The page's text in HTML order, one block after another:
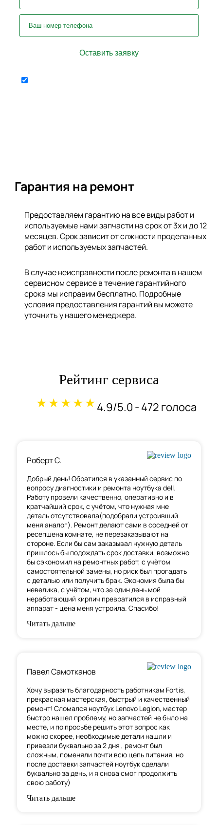
Гарантия на ремонт
Предоставляем гарантию на все виды работ и
используемые нами запчасти на срок от 3х и до 12
месяцев. Срок зависит от слжности проделанных
работ и используемых запчастей.
В случае неисправности после ремонта в нашем
сервисном сервисе в течение гарантийного
срока мы исправим бесплатно. Подробные
условия предоставления гарантий вы можете
уточнить у нашего менеджера.
Рейтинг сервиса
★★★★★4.9/5.0 - 472 голоса
Роберт С.
Добрый день! Обратился в указанный сервис по
вопросу диагностики и ремонта ноутбука dell.
Работу провели качественно, оперативно и в
кратчайший срок, с учётом, что нужная мне
деталь отсутствовала(подобрали устроивший
меня аналог). Ремонт делают сами в соседней от
ресепшена комнате, не перезаказывают на
стороне. Если бы сам заказывал нужную деталь
пришлось бы подождать срок доставки, возможно
бы сэкономил на ремонтных работ, с учётом
самостоятельной замены, но риск был прогадать
с деталью или получить брак. Экономия была бы
невелика, с учётом, что за один день мой
неработающий кирпич превратился в исправный
аппарат - цена меня устроила. Спасибо!
Читать дальше
Павел Самотканов
Хочу выразить благодарность работникам Fortis,
прекрасная мастерская, быстрый и качественный
ремонт! Сломался ноутбук Lenovo Legion, мастер
быстро нашел проблему, но запчастей не было на
месте, и по просьбе решить этот вопрос как
можно скорее, необходимые детали нашли и
привезли буквально за 2 дня , ремонт был
сложным, поменяли почти всю цепь питания, но
после доставки запчастей ноутбук сделали
буквально за день, и я снова смог продолжить
свою работу)
Читать дальше